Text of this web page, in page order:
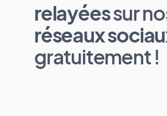
relayéessur
réseaux
gratuitement !